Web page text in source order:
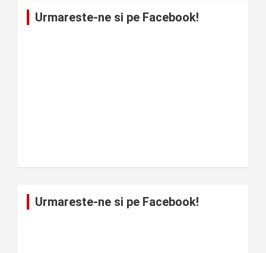
Urmareste-ne si pe Facebook!
Urmareste-ne si pe Facebook!